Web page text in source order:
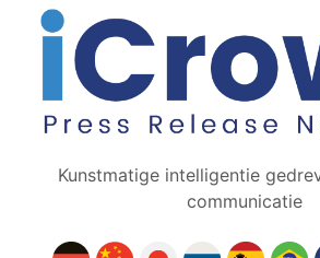
Kunstmatige intelligentie
communicatie